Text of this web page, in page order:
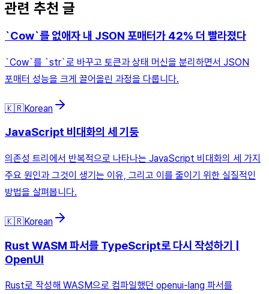
관련 추천 글
`Cow`를 없애자 내 JSON 포매터가 42% 더 빨라졌다
`Cow`를 `str`로 바꾸고 토큰과 상태 머신을 분리하면서 JSON
포매터 성능을 크게 끌어올린 과정을 다룹니다.
🇰🇷Korean
JavaScript 비대화의 세 기둥
의존성 트리에서 반복적으로 나타나는 JavaScript 비대화의 세 가지
주요 원인과 그것이 생기는 이유, 그리고 이를 줄이기 위한 실질적인
방법을 살펴봅니다.
🇰🇷Korean
Rust WASM 파서를 TypeScript로 다시 작성하기 |
OpenUI
Rust로 작성해 WASM으로 컴파일했던 openui-lang 파서를